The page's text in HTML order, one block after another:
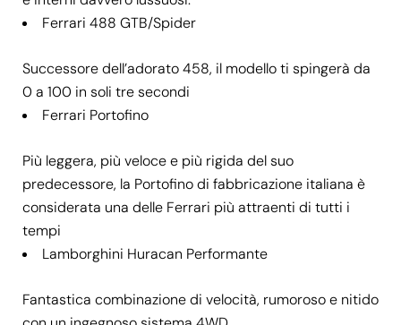
Ferrari 488 GTB/Spider
Successore dell’adorato 458, il modello ti spingerà da
0 a 100 in soli tre secondi
Ferrari Portofino
Più leggera, più veloce e più rigida del suo
predecessore, la Portofino di fabbricazione italiana è
considerata una delle Ferrari più attraenti di tutti i
tempi
Lamborghini Huracan Performante
Fantastica combinazione di velocità, rumoroso e nitido